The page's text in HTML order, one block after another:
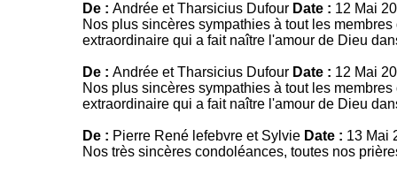
De : Andrée et Tharsicius Dufour Date : 12 Mai
Nos plus sincères sympathies à tout les
extraordinaire qui a fait naître l'amour de Dieu
De : Andrée et Tharsicius Dufour Date : 12 Mai
Nos plus sincères sympathies à tout les
extraordinaire qui a fait naître l'amour de Dieu
De : Pierre René lefebvre et Sylvie Date : 13 Mai
Nos très sincères condoléances, toutes nos